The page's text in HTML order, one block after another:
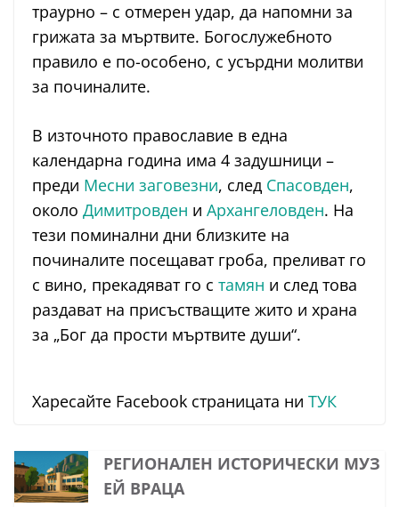
траурно – с отмерен удар, да напомни за
грижата за мъртвите. Богослужебното
правило е по-особено, с усърдни молитви
за починалите.
В източното православие в една
календарна година има 4 задушници –
преди Месни заговезни, след Спасовден,
около Димитровден и Архангеловден. На
тези поминални дни близките на
починалите посещават гроба, преливат го
с вино, прекадяват го с тамян и след това
раздават на присъстващите жито и храна
за „Бог да прости мъртвите души“.
Харесайте Facebook страницата ни ТУК
РЕГИОНАЛЕН ИСТОРИЧЕСКИ МУЗ
ЕЙ ВРАЦА